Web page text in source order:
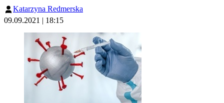
Katarzyna Redmerska
09.09.2021 | 18:15